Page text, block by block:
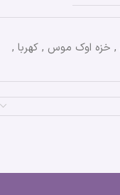
, خزه اوک موس ,کهربا ,